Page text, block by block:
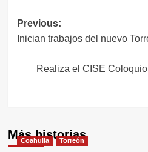
Navegación
de
entradas
Previous:
Inician trabajos del nuevo
Realiza el CISE
Más historias
Coahuila Torreón